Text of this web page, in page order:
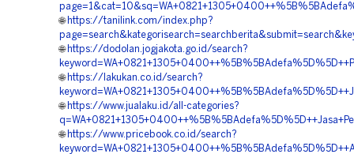
🌐 https://tanilink.com/index.php?
🌐 https://dodolan.jogjakota.go.id/search?
🌐 https://lakukan.co.id/search?
🌐 https://www.jualaku.id/all-categories?
🌐 https://www.pricebook.co.id/search?